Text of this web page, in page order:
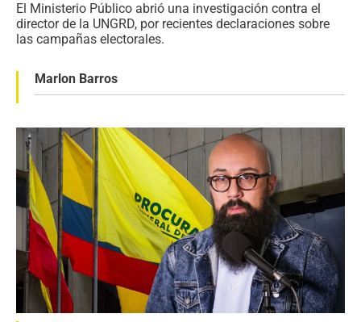
El Ministerio Público abrió una investigación contra el
director de la UNGRD, por recientes declaraciones sobre
las campañas electorales.
Marlon Barros